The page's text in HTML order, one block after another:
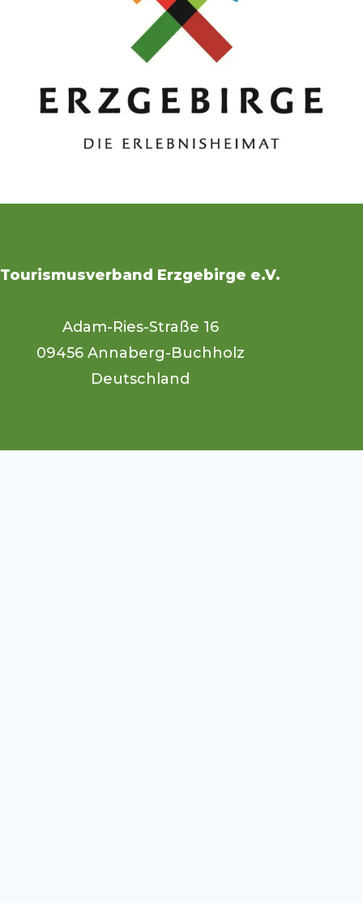
Tourismusverband Erzgebirge e.V.
Adam-Ries-Straße 16
09456 Annaberg-Buchholz
Deutschland